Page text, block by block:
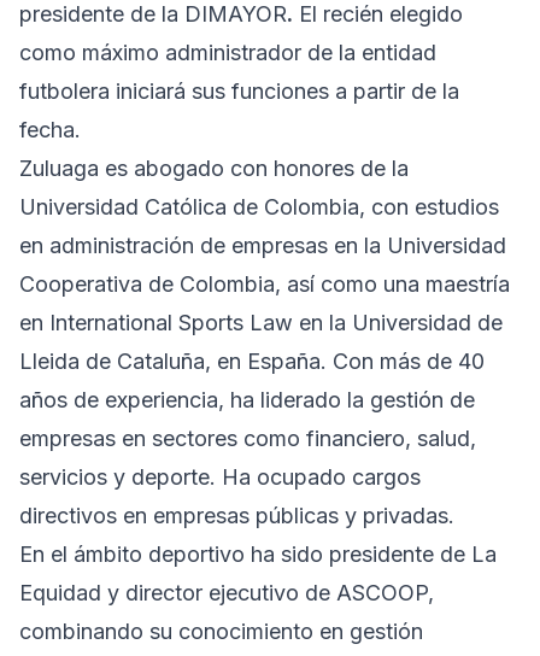
presidente de la DIMAYOR. El recién elegido
como máximo administrador de la entidad
futbolera iniciará sus funciones a partir de la
fecha.
Zuluaga es abogado con honores de la
Universidad Católica de Colombia, con estudios
en administración de empresas en la Universidad
Cooperativa de Colombia, así como una maestría
en International Sports Law en la Universidad de
Lleida de Cataluña, en España. Con más de 40
años de experiencia, ha liderado la gestión de
empresas en sectores como financiero, salud,
servicios y deporte. Ha ocupado cargos
directivos en empresas públicas y privadas.
En el ámbito deportivo ha sido presidente de La
Equidad y director ejecutivo de ASCOOP,
combinando su conocimiento en gestión